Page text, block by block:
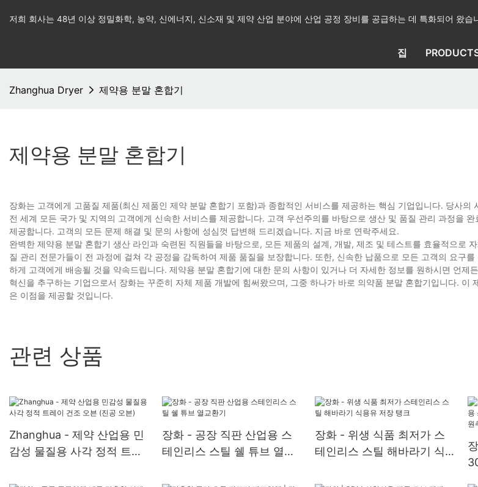
저희 회사는 48년 이상 정밀화학, 농약, 신에너지, 신소재 및 제약 산업 분야에 산업 공정 장비를 공급하는 데 특화되어 왔습
집
Zhanghua Dryer 제약용 분말 혼합기
제약용 분말 혼합기
장화는 고객에게 고품질 제품(최신 제품인 제약 분말 혼합기 포함)과 종합적인 서비스를 제공하는 핵심 기업입니다. 당사의
전 세계 모든 국가 및 지역의 고객에게 신속한 서비스를 제공합니다. 고객 우선주의를 바탕으로 생산 및 품질 관리 과정을
제공합니다. 고객의 모든 문제 해결 및 문의 사항에 성심껏 답변해 드리겠습니다. 지금 바로 연락주세요.
완벽한 제약용 분말 혼합기 생산 라인과 숙련된 직원들을 바탕으로, 모든 제품의 설계, 개발, 제조 및 테스트를 효율적으로
질 관리 전문가들이 전 과정에 걸쳐 각 공정을 감독하여 제품 품질을 보장합니다. 또한, 신속한 납품으로 모든 고객의 요구
하게 고객에게 배송될 것을 약속드립니다. 제약용 분말 혼합기에 대한 문의 사항이 있거나 더 자세한 정보를 원하시면 언제
혁신을 추구하는 기업으로서 장화는 꾸준히 자체 제품 개발에 힘써왔으며, 그중 하나가 바로 의약품 분말 혼합기입니다. 이
은 이점을 제공할 것입니다.
관련 상품
Zhanghua - 제약 산업용 민
감성 물질용 사각 정적 트레
장화 - 공장 직판 산업용 스
테인리스 스틸 쉘 튜브 열교
장화 - 위생 식품 최저가 스
테인리스 스틸 해바라기 식